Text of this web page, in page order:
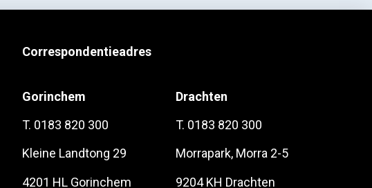
Correspondentieadres
Gorinchem
T. 0183 820 300
Kleine Landtong 29
4201 HL Gorinchem
Drachten
T. 0183 820 300
Morrapark, Morra 2-5
9204 KH Drachten